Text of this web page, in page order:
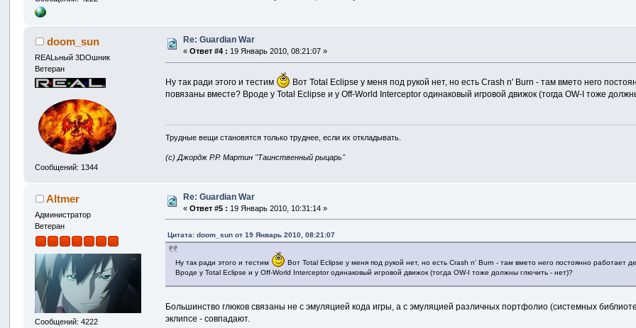
doom_sun
REALьный 3DOшник
Ветеран
Сообщений: 1344
Re: Guardian War
«Ответ #4 : 19 Январь 2010, 08:21:07 »
Ну так ради этого и тестим
Вот Total Eclipse у меня под рукой нет, но есть Crash n' Burn - там вмето него
повязаны вместе? Вроде у Total Eclipse и у Off-World Interceptor одинаковый игровой движок (тогда OW-I тоже
Трудные вещи становятся только труднее, если их откладывать.
(с) Джордж Р.Р. Мартин "Таинственный рыцарь"
Altmer
Администратор
Ветеран
Сообщений: 4222
Re: Guardian War
«Ответ #5 : 19 Январь 2010, 10:31:14 »
Цитата: doom_sun от 19 Январь 2010, 08:21:07
Ну так ради этого и тестим
Вот Total Eclipse у меня под рукой нет, но есть Crash n' Burn - там вмето него постоянно работает
Вроде у Total Eclipse и у Off-World Interceptor одинаковый игровой движок (тогда OW-I тоже должны глючить - нет)?
Большинство глюков связаны не с эмуляцией кода игры, а с эмуляцией различных портфолио (системных
эклипсе - совпадают.